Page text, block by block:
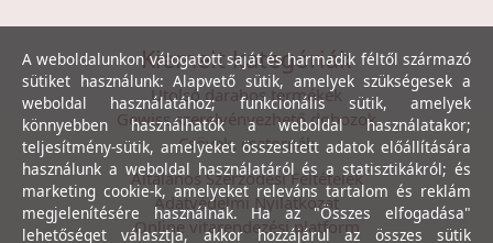
Kiemelt kategóriák
Utolsó darabos termékek
Gewiss szerelvényezhető dobozok
Csövek, csatornák
Általános Szerződési Feltételek
Adatvédelmi Nyilatkozat
Online vitarendezési platform
A weboldalunkon válogatott saját és harmadik féltől származó
sütiket használunk: Alapvető sütik, amelyek szükségesek a
weboldal használatához; funkcionális sütik, amelyek
könnyebben használhatók a weboldal használatakor;
teljesítmény-sütik, amelyeket összesített adatok előállítására
használunk a weboldal használatáról és a statisztikákról; és
marketing cookie-k, amelyeket releváns tartalom és reklám
megjelenítésére használnak. Ha az "Összes elfogadása"
lehetőséget választja, akkor hozzájárul az összes sütik